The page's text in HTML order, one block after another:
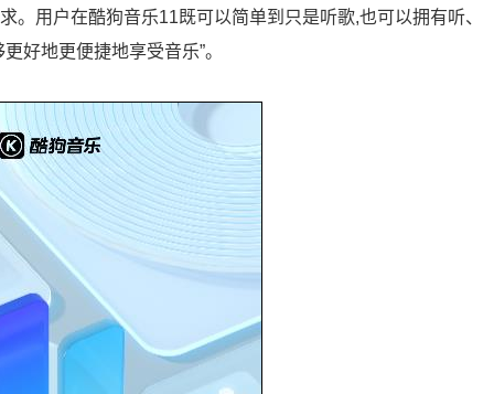
。用户在酷狗音乐11既可以简单到只是听歌,也可以拥有听、
好地更便捷地享受音乐”。